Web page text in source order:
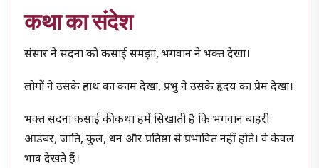
कथा का संदेश
संसार ने सदना को कसाई समझा, भगवान ने भक्त देखा।
लोगों ने उसके हाथ का काम देखा, प्रभु ने उसके हृदय का प्रेम देखा।
भक्त सदना कसाई की कथा हमें सिखाती है कि भगवान बाहरी
आडंबर, जाति, कुल, धन और प्रतिष्ठा से प्रभावित नहीं होते। वे केवल
भाव देखते हैं।